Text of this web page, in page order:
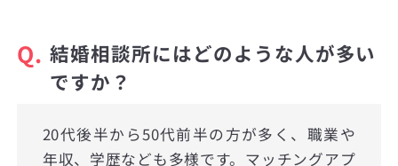
Q. 結婚相談所にはどのような人が多い
ですか？
20代後半から50代前半の方が多く、職業や
年収、学歴なども多様です。マッチングアプ